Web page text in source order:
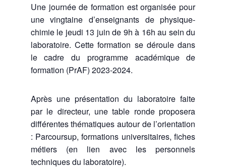
Une journée de formation est organisée pour
une vingtaine d’enseignants de physique-
chimie le jeudi 13 juin de 9h à 16h au sein du
laboratoire. Cette formation se déroule dans
le cadre du programme académique de
formation (PrAF) 2023-2024.
Après une présentation du laboratoire faite
par le directeur, une table ronde proposera
différentes thématiques autour de l’orientation
: Parcoursup, formations universitaires, fiches
métiers (en lien avec les personnels
techniques du laboratoire).